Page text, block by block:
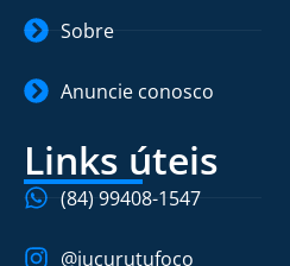
Sobre
Anuncie conosco
Links úteis
(84) 99408-1547
@jucurutufoco